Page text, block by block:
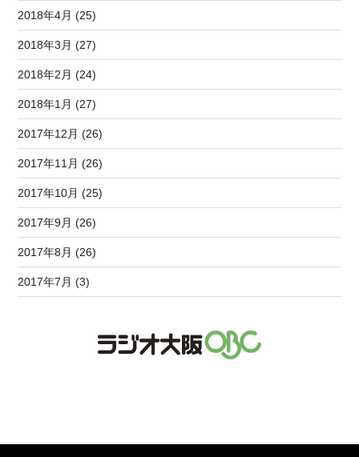
2018年4月 (25)
2018年3月 (27)
2018年2月 (24)
2018年1月 (27)
2017年12月 (26)
2017年11月 (26)
2017年10月 (25)
2017年9月 (26)
2017年8月 (26)
2017年7月 (3)